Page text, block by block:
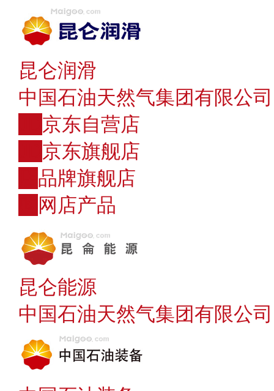
昆仑润滑
中国石油天然气集团有限公司
京东自营店
京东旗舰店
品牌旗舰店
网店产品
昆仑能源
中国石油天然气集团有限公司